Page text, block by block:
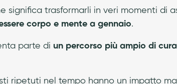
significa trasformarli in veri momenti di
corpo e mente a gennaio.
parte di un percorso più ampio di
ripetuti nel tempo hanno un impatto